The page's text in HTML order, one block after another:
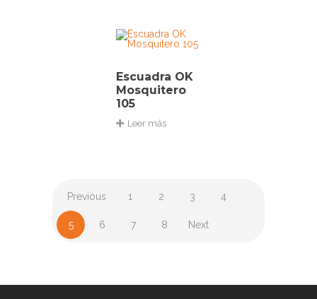
Escuadra OK
Mosquitero
105
Leer más
Previous 1 2 3 4
5 6 7 8 Next